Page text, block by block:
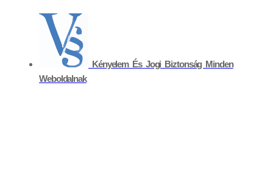
Kényelem És Jogi Biztonság Minden
Weboldalnak